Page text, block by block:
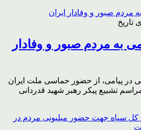
تاریخ
به مردم صبور و وفادار
در پیامی، از حضور حماسی ملت ایران
تشییع پیکر رهبر شهید قدردانی